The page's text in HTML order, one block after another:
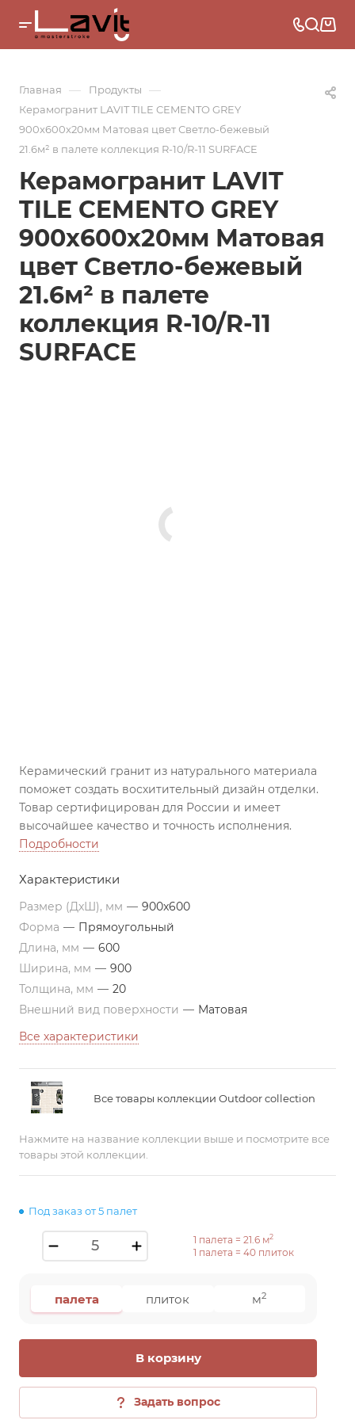
Главная — Продукты —
Керамогранит LAVIT TILE CEMENTO GREY
900x600x20мм Матовая цвет Светло-бежевый
21.6м² в палете коллекция R-10/R-11 SURFACE
Керамогранит LAVIT
TILE CEMENTO GREY
900x600x20мм Матовая
цвет Светло-бежевый
21.6м² в палете
коллекция R-10/R-11
SURFACE
Керамический гранит из натурального материала
поможет создать восхитительный дизайн отделки.
Товар сертифицирован для России и имеет
высочайшее качество и точность исполнения.
Подробности
Характеристики
Размер (ДxШ), мм — 900x600
Форма — Прямоугольный
Длина, мм — 600
Ширина, мм — 900
Толщина, мм — 20
Внешний вид поверхности — Матовая
Все характеристики
Все товары коллекции Outdoor collection
Нажмите на название коллекции выше и посмотрите все
товары этой коллекции.
Под заказ от 5 палет
1 палета =21.6 м2
1 палета =40 плиток
палета плиток м2
В корзину
Задать вопрос